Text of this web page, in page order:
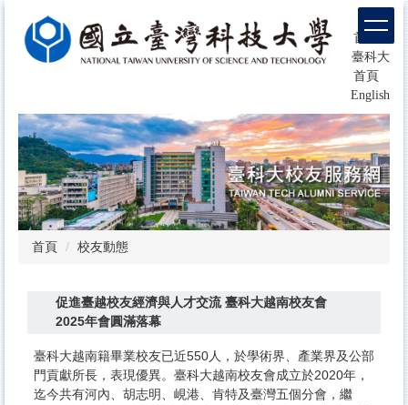
區
塊
回
首頁
臺科大
首頁
English
首頁 校友動態
促進臺越校友經濟與人才交流 臺科大越南校友會
2025年會圓滿落幕
臺科大越南籍畢業校友已近550人，於學術界、產業界及公部
門貢獻所長，表現優異。臺科大越南校友會成立於2020年，
迄今共有河內、胡志明、峴港、肯特及臺灣五個分會，繼